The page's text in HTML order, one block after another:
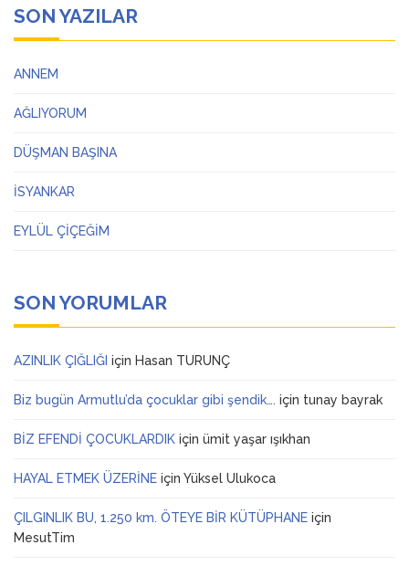
SON YAZILAR
ANNEM
AĞLIYORUM
DÜŞMAN BAŞINA
İSYANKAR
EYLÜL ÇİÇEĞİM
SON YORUMLAR
AZINLIK ÇIĞLIĞI için Hasan TURUNÇ
Biz bugün Armutlu’da çocuklar gibi şendik…. için tunay bayrak
BİZ EFENDİ ÇOCUKLARDIK için ümit yaşar ışıkhan
HAYAL ETMEK ÜZERİNE için Yüksel Ulukoca
ÇILGINLIK BU, 1.250 km. ÖTEYE BİR KÜTÜPHANE için
MesutTim